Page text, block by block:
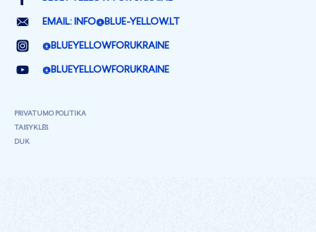
EMAIL: INFO@BLUE-YELLOW.LT
@BLUEYELLOWFORUKRAINE
@BLUEYELLOWFORUKRAINE
PRIVATUMO POLITIKA
TAISYKLĖS
DUK